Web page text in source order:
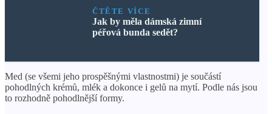
ČTĚTE VÍCE
Jak by měla dámská zimní
péřová bunda sedět?
Med (se všemi jeho prospěšnými vlastnostmi) je součástí
pohodlných krémů, mlék a dokonce i gelů na mytí. Podle nás jsou
to rozhodně pohodlnější formy.